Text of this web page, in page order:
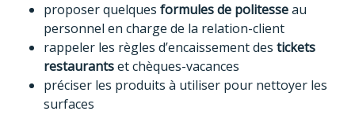
proposer quelques formules de politesseau
personnel en charge de la relation-client
rappeler les règles d’encaissement des tickets
restaurantset chèques-vacances
préciser les produits à utiliser pour nettoyer les
surfaces